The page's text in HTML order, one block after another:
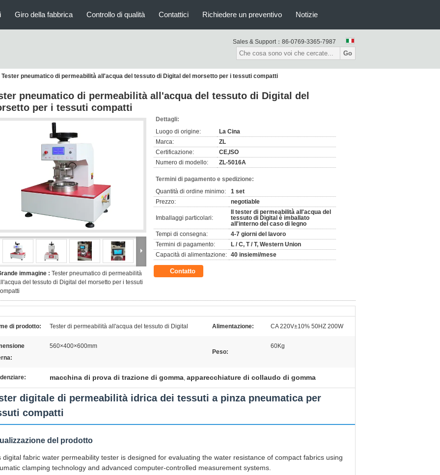
Giro della fabbrica Controllo di qualità Contattici Richiedere un preventivo Notizie
Sales & Support： 86-0769-3365-7987
Go
Tester pneumatico di permeabilità all'acqua del tessuto di Digital del morsetto per i tessuti compatti
pneumatico di permeabilità all'acqua del tessuto di Digital del
per i tessuti compatti
immagine : Tester pneumatico di permeabilità
del tessuto di Digital del morsetto per i tessuti
Dettagli:
Luogo di origine:
La Cina
Marca:
ZL
Certificazione:
CE,ISO
Numero di modello:
ZL-5016A
Termini di pagamento e spedizione:
Quantità di ordine minimo:
1 set
Prezzo:
negotiable
Imballaggi particolari:
Il tester di permeabilità all'acqua del
tessuto di Digital è imballato
all'interno del caso di legno
Tempi di consegna:
4-7 giorni del lavoro
Termini di pagamento:
L / C, T / T, Western Union
Capacità di alimentazione: 40 insiemi/mese
Contatto
di prodotto: Tester di permeabilità all'acqua del tessuto di Digital Alimentazione: CA 220V±10% 50HZ 200W
560×400×600mm
Peso:
60Kg
macchina di prova di trazione di gomma, apparecchiature di collaudo di gomma
digitale di permeabilità idrica dei tessuti a pinza pneumatica per
compatti
del prodotto
digital fabric water permeability tester is designed for evaluating the water resistance of compact fabrics using
clamping technology and advanced computer-controlled measurement systems.